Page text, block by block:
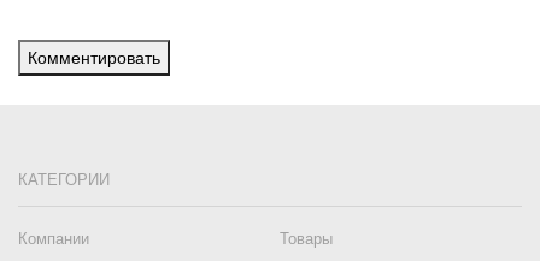
Комментировать
КАТЕГОРИИ
Компании
Товары